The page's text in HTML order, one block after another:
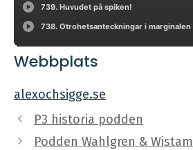
Webbplats
alexochsigge.se
P3 historia podden
Podden Wahlgren & Wistam